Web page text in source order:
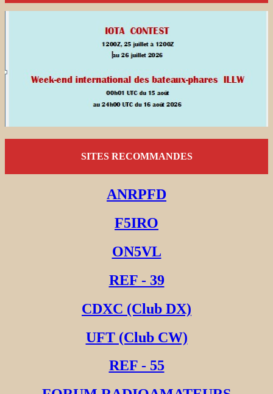
SITES RECOMMANDES
ANRPFD
F5IRO
ON5VL
REF - 39
CDXC (Club DX)
UFT (Club CW)
REF - 55